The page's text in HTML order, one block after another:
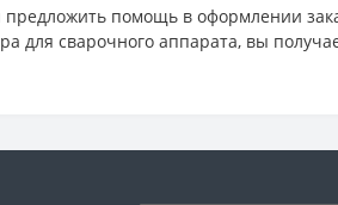
помощь в оформлении
для сварочного аппарата, вы